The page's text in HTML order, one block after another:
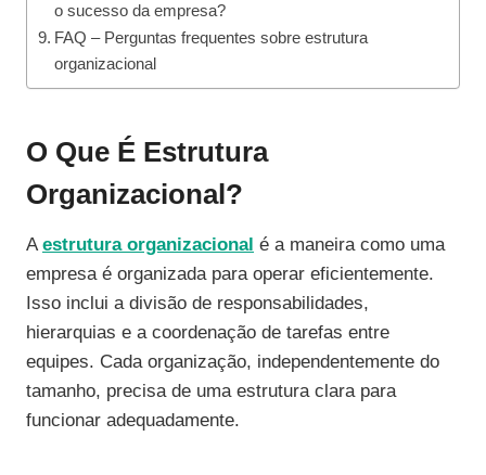
o sucesso da empresa?
FAQ – Perguntas frequentes sobre estrutura
organizacional
O Que É Estrutura
Organizacional?
Aestrutura organizacional é a maneira como uma
empresa é organizada para operar eficientemente.
Isso inclui a divisão de responsabilidades,
hierarquias e a coordenação de tarefas entre
equipes. Cada organização, independentemente do
tamanho, precisa de uma estrutura clara para
funcionar adequadamente.